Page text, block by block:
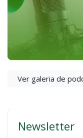
Ver galeria de
Newsletter